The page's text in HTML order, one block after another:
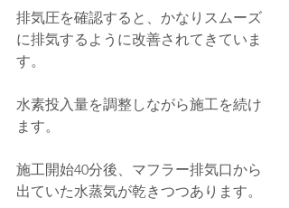
排気圧を確認すると、かなりスムーズ
に排気するように改善されてきていま
す。
水素投入量を調整しながら施工を続け
ます。
施工開始40分後、マフラー排気口から
出ていた水蒸気が乾きつつあります。